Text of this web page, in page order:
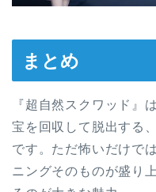
まとめ
『超自然スクワッド』
宝を回収して脱出する
です。ただ怖いだけで
ニングそのものが盛り